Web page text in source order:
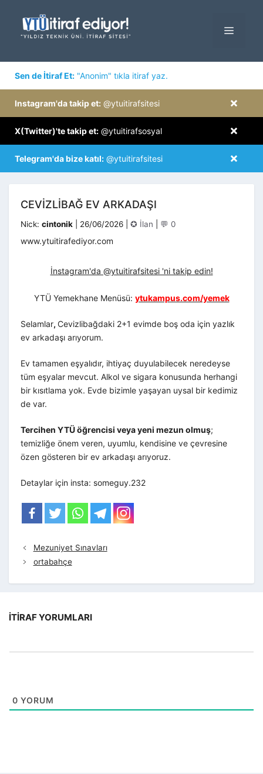
MENÜ
Sen de İtiraf Et: "Anonim" tıkla itiraf yaz.
×
Instagram'da takip et: @ytuitirafsitesi
×
X(Twitter)'te takip et: @ytuitirafsosyal
×
Telegram'da bize katıl: @ytuitirafsitesi
CEVIZLIBAĞ EV ARKADAŞI
Nick: cintonik 26/06/2026 Kategoriler
✪ İlan 💬 0
www.ytuitirafediyor.com
İnstagram'da @ytuitirafsitesi 'ni takip edin!
YTÜ Yemekhane Menüsü: ytukampus.com/yemek
Selamlar, Cevizlibağdaki 2+1 evimde boş oda için yazlık
ev arkadaşı arıyorum.
Ev tamamen eşyalıdır, ihtiyaç duyulabilecek neredeyse
tüm eşyalar mevcut. Alkol ve sigara konusunda herhangi
bir kısıtlama yok. Evde bizimle yaşayan uysal bir kedimiz
de var.
Tercihen YTÜ öğrencisi veyayeni mezun olmuş;
temizliğe önem veren, uyumlu, kendisine ve çevresine
özen gösteren bir ev arkadaşı arıyoruz.
Detaylar için insta: someguy.232
Mezuniyet Sınavları
ortabahçe
İTIRAF YORUMLARI
0 YORUM